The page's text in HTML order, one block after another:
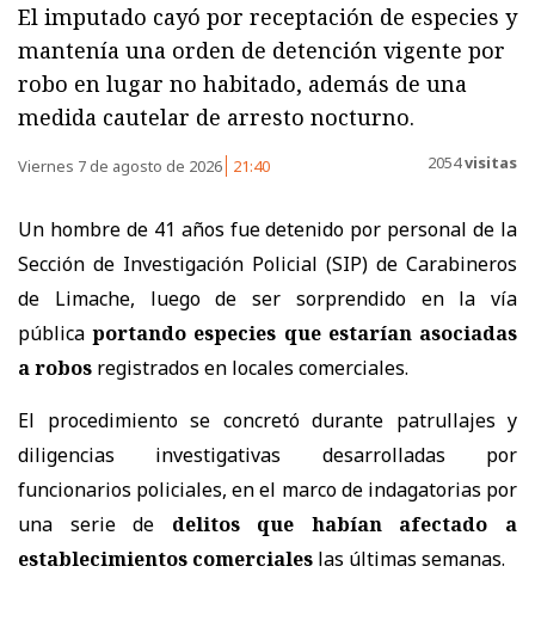
El imputado cayó por receptación de especies y
mantenía una orden de detención vigente por
robo en lugar no habitado, además de una
medida cautelar de arresto nocturno.
Viernes 7 de agosto de 2026 21:40 2054visitas
Un hombre de 41 años fue detenido por personal de la
Sección de Investigación Policial (SIP) de Carabineros
de Limache, luego de ser sorprendido en la vía
pública portando especies que estarían asociadas
a robos registrados en locales comerciales.
El procedimiento se concretó durante patrullajes y
diligencias investigativas desarrolladas por
funcionarios policiales, en el marco de indagatorias por
una serie de
delitos que habían afectado a
establecimientos comerciales las últimas semanas.